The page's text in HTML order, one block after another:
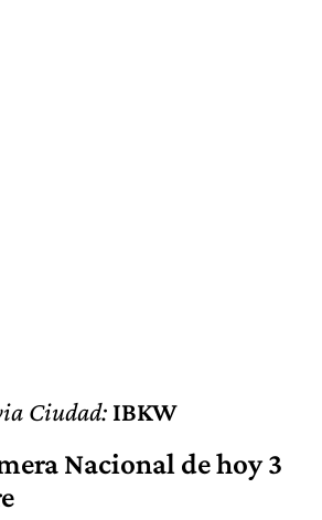
Ciudad: IBKW
Nacional de hoy 3